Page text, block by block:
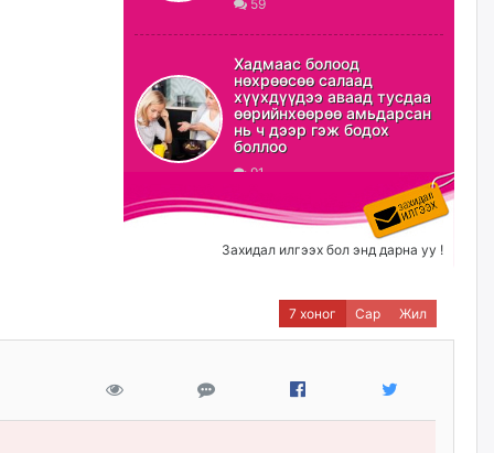
ХЗДХ-ын сайд С.Амарсайхан:
Авлигаар авсан хөрөнгийг
хурааж, нийгмийн сайн
сайхны хөгжилд зориулах
бөгөөд үүнийг хэд хэдэн эрх
бүхий байгууллагаас санал авна
өчигдѳр
Шатахууныг олдож байгаа
газраас нь л авч байна. Үнэ
тарифаас илүү хангамж дээр
анхаарч байна
Ц.Будханд: Дүүгээ гараад
долоон сарын хугацаа
59
Хадмаас болоод
нөхрөөсөө салаад
хүүхдүүдээ аваад тусдаа
өөрийнхөөрөө амьдарсан
нь ч дээр гэж бодох
боллоо
91
Захидал илгээх бол энд дарна уу !
7 хоног Сар Жил